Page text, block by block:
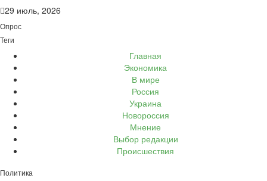
29 июль, 2026
Опрос
Теги
Главная
Экономика
В мире
Россия
Украина
Новороссия
Мнение
Выбор редакции
Происшествия
Политика